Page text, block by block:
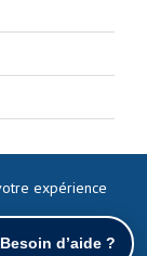
expérience
d’aide ?